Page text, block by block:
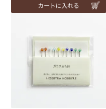
カートに入れる